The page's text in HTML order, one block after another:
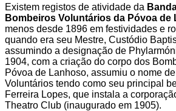
Existem registos de atividade da
Bombeiros Voluntários da Póvoa de
menos desde 1896 em festividades e
quando era seu Mestre, Custódio
assumindo a designação de
1904, com a criação do corpo dos
Póvoa de Lanhoso, assumiu o nome
Voluntários tendo como seu principal
Ferreira Lopes, que instala a
Theatro Club (inaugurado em 1905).